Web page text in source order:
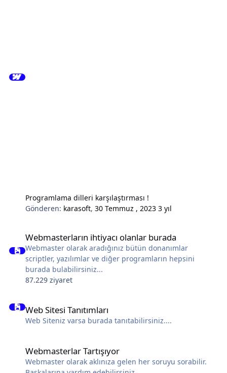
Programlama dilleri karşılaştırması !
Gönderen: karasoft,30 Temmuz , 20233 yıl
Webmasterların ihtiyacı olanlar burada
Webmaster olarak aradığınız bütün donanımlar
scriptler, yazılımlar ve diğer programların hepsini
burada bulabilirsiniz...
87.229 ziyaret
Web Sitesi Tanıtımları
Web Siteniz varsa burada tanıtabilirsiniz....
Webmasterlar Tartışıyor
Webmaster olarak aklınıza gelen her soruyu sorabilir.